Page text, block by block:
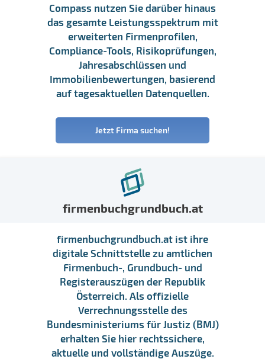
Compass nutzen Sie darüber hinaus
das gesamte Leistungsspektrum mit
erweiterten Firmenprofilen,
Compliance-Tools, Risikoprüfungen,
Jahresabschlüssen und
Immobilienbewertungen, basierend
auf tagesaktuellen Datenquellen.
Jetzt Firma suchen!
firmenbuchgrundbuch.at
firmenbuchgrundbuch.at ist ihre
digitale Schnittstelle zu amtlichen
Firmenbuch-, Grundbuch- und
Registerauszügen der Republik
Österreich. Als offizielle
Verrechnungsstelle des
Bundesministeriums für Justiz (BMJ)
erhalten Sie hier rechtssichere,
aktuelle und vollständige Auszüge.